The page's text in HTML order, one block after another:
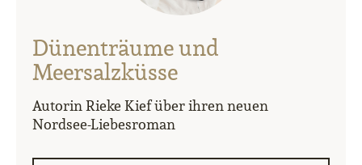
Dünenträume und
Meersalzküsse
Autorin Rieke Kief über ihren neuen
Nordsee-Liebesroman